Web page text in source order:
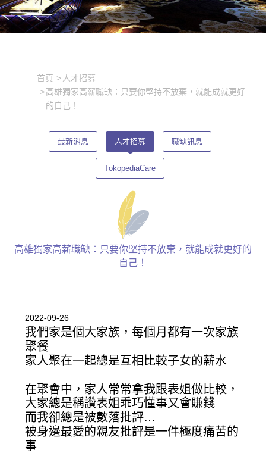
首頁
人才招募
高雄獨家高薪職缺：只要你堅持不放棄，就能成就更好
的自己！
最新消息 人才招募 職缺訊息
TokopediaCare
高雄獨家高薪職缺：只要你堅持不放棄，就能成就更好的
自己！
2022-09-26
我們家是個大家族，每個月都有一次家族
聚餐
家人聚在一起總是互相比較子女的薪水
在聚會中，家人常常拿我跟表姐做比較，
大家總是稱讚表姐乖巧懂事又會賺錢
而我卻總是被數落批評…
被身邊最愛的親友批評是一件極度痛苦的
事